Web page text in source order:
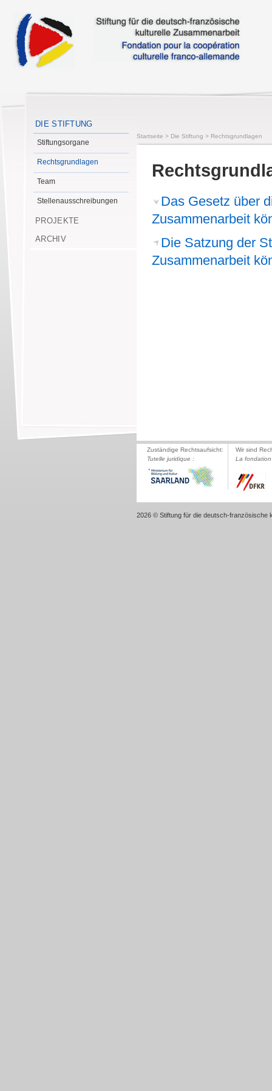
DIE STIFTUNG
Stiftungsorgane
Rechtsgrundlagen
Team
Stellenausschreibungen
PROJEKTE
ARCHIV
Startseite > Die Stiftung > Rechtsgrundlagen
Das Gesetz über
Zusammenarbeit
Die Satzung der
Zusammenarbeit
Zuständige Rechtsaufsicht:
Tutelle juridique :
Wir sind
La
2026 © Stiftung für die deutsch-französische